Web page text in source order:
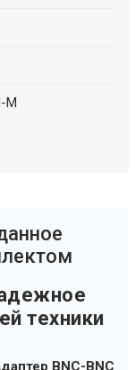
M
техники
BNC-BNC